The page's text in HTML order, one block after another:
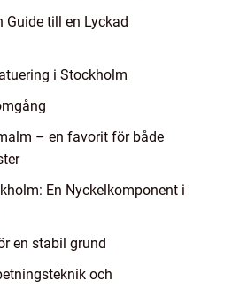
Guide till en Lyckad
i Stockholm
– en favorit för både
En Nyckelkomponent i
en stabil grund
och